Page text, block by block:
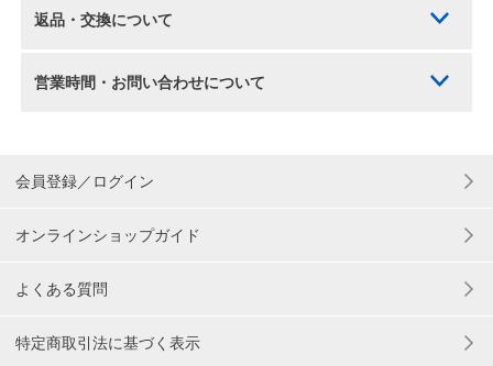
返品・交換について
営業時間・お問い合わせについて
会員登録／ログイン
オンラインショップガイド
よくある質問
特定商取引法に基づく表示